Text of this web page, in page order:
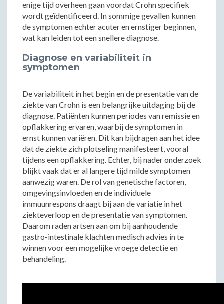
enige tijd overheen gaan voordat Crohn specifiek
wordt geïdentificeerd. In sommige gevallen kunnen
de symptomen echter acuter en ernstiger beginnen,
wat kan leiden tot een snellere diagnose.
Diagnose en variabiliteit in
symptomen
De variabiliteit in het begin en de presentatie van de
ziekte van Crohn is een belangrijke uitdaging bij de
diagnose. Patiënten kunnen periodes van remissie en
opflakkering ervaren, waarbij de symptomen in
ernst kunnen variëren. Dit kan bijdragen aan het idee
dat de ziekte zich plotseling manifesteert, vooral
tijdens een opflakkering. Echter, bij nader onderzoek
blijkt vaak dat er al langere tijd milde symptomen
aanwezig waren. De rol van genetische factoren,
omgevingsinvloeden en de individuele
immuunrespons draagt bij aan de variatie in het
ziekteverloop en de presentatie van symptomen.
Daarom raden artsen aan om bij aanhoudende
gastro-intestinale klachten medisch advies in te
winnen voor een mogelijke vroege detectie en
behandeling.